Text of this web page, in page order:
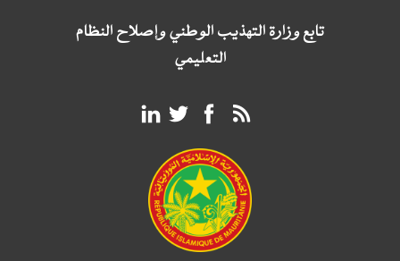
تابع وزارة التهذيب الوطني وإصلاح النظام
التعليمي